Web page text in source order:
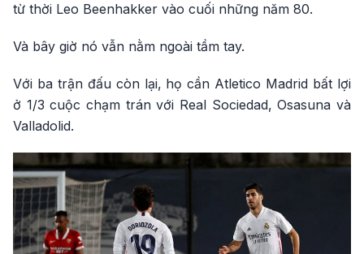
từ thời Leo Beenhakker vào cuối những năm 80.
Và bây giờ nó vẫn nằm ngoài tầm tay.
Với ba trận đấu còn lại, họ cần Atletico Madrid bất lợi
ở 1/3 cuộc chạm trán với Real Sociedad, Osasuna và
Valladolid.